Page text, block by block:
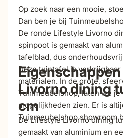
Op zoek naar een mooie,
Dan ben je bij
De ronde Lifestyle Livorno
spinpoot is gemaakt van
tafelblad, dus
Deze tuintafel is
materialen. In de grote,
Tuinmeubelshop, laten we je
mogelijkheden zien. Er is
Tuinmeubelshop showroom
Livorno dining
cm
De Lifestyle Livorno dining
gemaakt van aluminium en